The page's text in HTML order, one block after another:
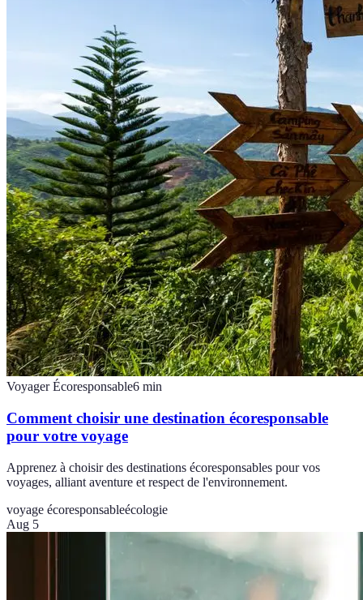
Voyager Écoresponsable6 min
Comment choisir une destination écoresponsable
pour votre voyage
Apprenez à choisir des destinations écoresponsables pour vos
voyages, alliant aventure et respect de l'environnement.
voyage écoresponsableécologie
Aug 5